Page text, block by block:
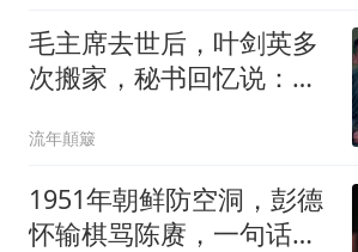
毛主席去世后，叶剑英多
次搬家，秘书回忆说：有
流年顛簸
1951年朝鲜防空洞，彭德
怀输棋骂陈赓，一句话逗